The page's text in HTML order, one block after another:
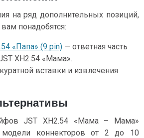
на ряд дополнительных позиций,
понадобятся:
«Папа» (9 pin) — ответная часть
XH2.54 «Мама».
вставки и извлечения
JST XH2.54 «Мама – Мама»
коннекторов от 2 до 10